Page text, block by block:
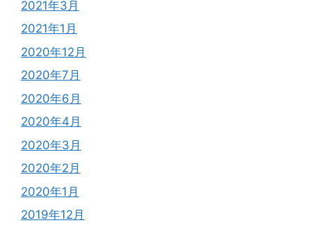
2021年3月
2021年1月
2020年12月
2020年7月
2020年6月
2020年4月
2020年3月
2020年2月
2020年1月
2019年12月